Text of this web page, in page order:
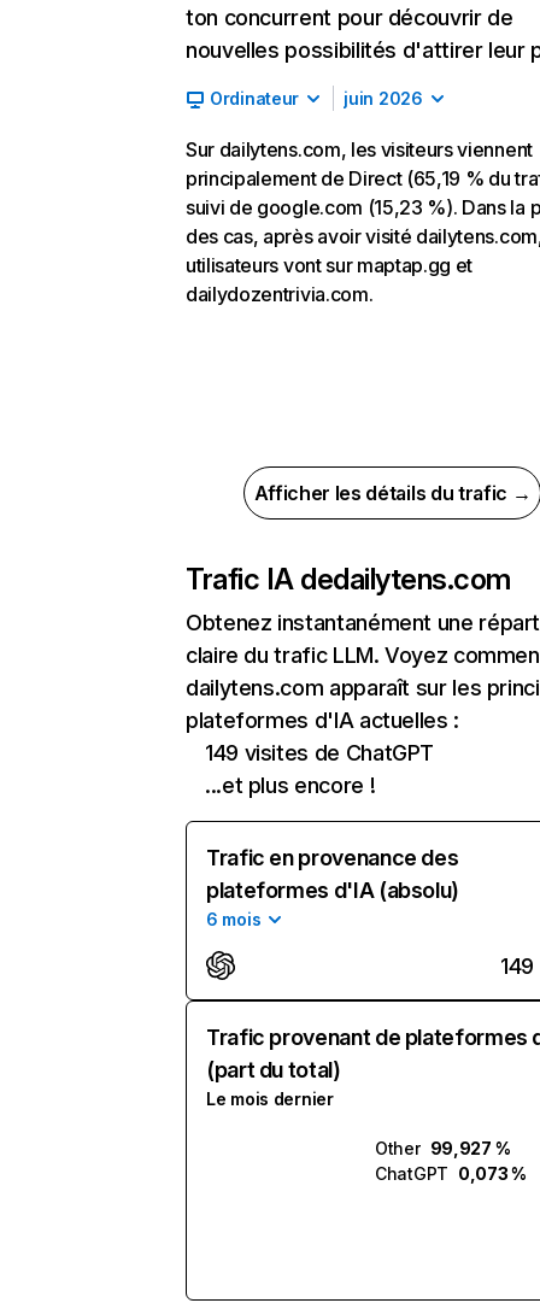
ton concurrent pour découvrir de
nouvelles possibilités d'attirer leur
Ordinateur juin 2026
Sur dailytens.com, les visiteurs viennent
principalement de Direct (65,19 % du
suivi de google.com (15,23 %). Dans la
des cas, après avoir visité
utilisateurs vont sur maptap.gg et
dailydozentrivia.com.
Afficher les détails du trafic →
Trafic IA dedailytens.com
Obtenez instantanément une
claire du trafic LLM. Voyez
dailytens.com apparaît sur les
plateformes d'IA actuelles :
149 visites de ChatGPT
...et plus encore !
Trafic en provenance des
plateformes d'IA (absolu)
6 mois
149
Trafic provenant de plateformes
(part du total)
Le mois dernier
Other 99,927 %
ChatGPT 0,073 %